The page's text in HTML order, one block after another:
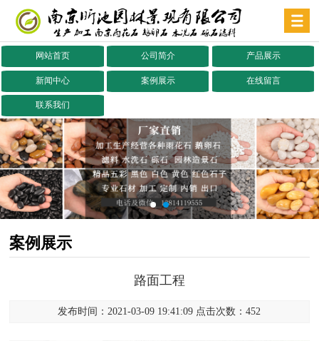
网站首页 公司简介 产品展示
新闻中心 案例展示 在线留言
联系我们
案例展示
路面工程
发布时间：2021-03-09 19:41:09 点击次数：452